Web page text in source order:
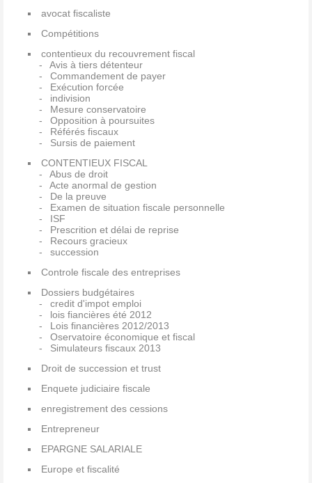
avocat fiscaliste
Compétitions
contentieux du recouvrement fiscal
Avis à tiers détenteur
Commandement de payer
Exécution forcée
indivision
Mesure conservatoire
Opposition à poursuites
Référés fiscaux
Sursis de paiement
CONTENTIEUX FISCAL
Abus de droit
Acte anormal de gestion
De la preuve
Examen de situation fiscale personnelle
ISF
Prescrition et délai de reprise
Recours gracieux
succession
Controle fiscale des entreprises
Dossiers budgétaires
credit d'impot emploi
lois fiancières été 2012
Lois financières 2012/2013
Oservatoire économique et fiscal
Simulateurs fiscaux 2013
Droit de succession et trust
Enquete judiciaire fiscale
enregistrement des cessions
Entrepreneur
EPARGNE SALARIALE
Europe et fiscalité